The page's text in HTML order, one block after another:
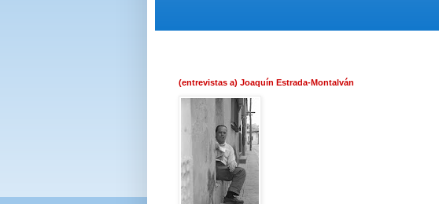
(entrevistas a) Joaquín Estrada-Montalván